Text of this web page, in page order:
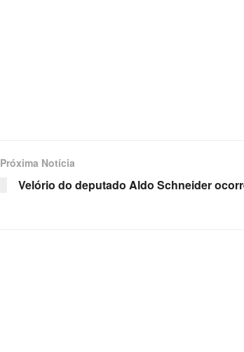
Próxima Notícia
Velório do deputado Aldo Schneider